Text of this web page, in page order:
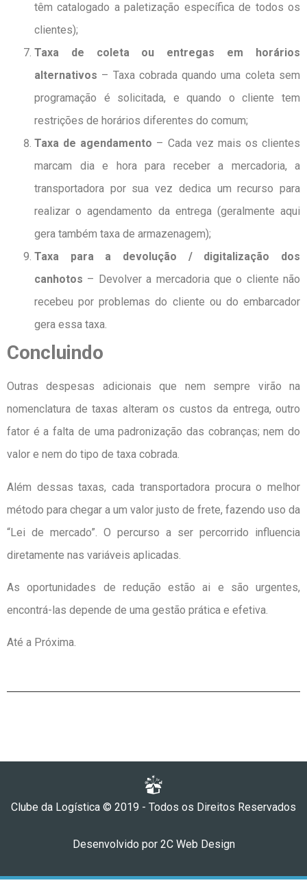
têm catalogado a paletização específica de todos os
clientes);
Taxa de coleta ou entregas em horários
alternativos – Taxa cobrada quando uma coleta sem
programação é solicitada, e quando o cliente tem
restrições de horários diferentes do comum;
Taxa de agendamento – Cada vez mais os clientes
marcam dia e hora para receber a mercadoria, a
transportadora por sua vez dedica um recurso para
realizar o agendamento da entrega (geralmente aqui
gera também taxa de armazenagem);
Taxa para a devolução / digitalização dos
canhotos – Devolver a mercadoria que o cliente não
recebeu por problemas do cliente ou do embarcador
gera essa taxa.
Concluindo
Outras despesas adicionais que nem sempre virão na
nomenclatura de taxas alteram os custos da entrega, outro
fator é a falta de uma padronização das cobranças; nem do
valor e nem do tipo de taxa cobrada.
Além dessas taxas, cada transportadora procura o melhor
método para chegar a um valor justo de frete, fazendo uso da
“Lei de mercado”. O percurso a ser percorrido influencia
diretamente nas variáveis aplicadas.
As oportunidades de redução estão ai e são urgentes,
encontrá-las depende de uma gestão prática e efetiva.
Até a Próxima.
Clube da Logística © 2019 - Todos os Direitos Reservados
Desenvolvido por 2C Web Design